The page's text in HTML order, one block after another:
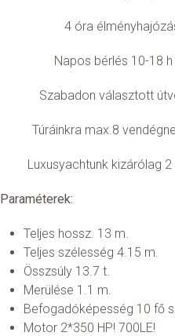
4 óra
Napos bérlés 10-18
Szabadon választott
Túráinkra max.8
Luxusyachtunk kizárólag
Paraméterek:
Teljes hossz. 13 m.
Teljes szélesség 4.15 m.
Összsúly 13.7 t.
Merülése 1.1 m.
Befogadóképesség 10 fő
Motor 2*350 HP! 700LE!